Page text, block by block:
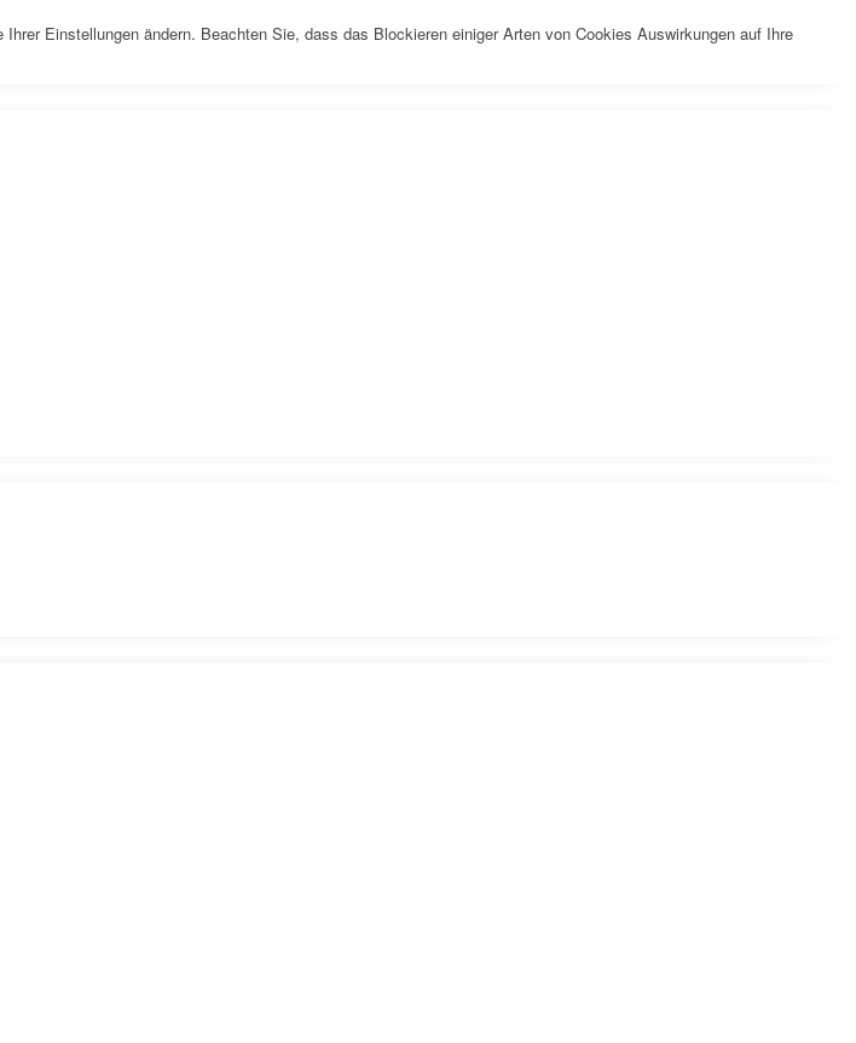
Einstellungen ändern. Beachten Sie, dass das Blockieren einiger Arten von Cookies Auswirkungen auf Ihre